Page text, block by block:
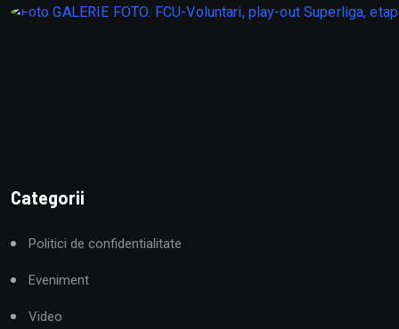
Categorii
Politici de confidentialitate
Eveniment
Video